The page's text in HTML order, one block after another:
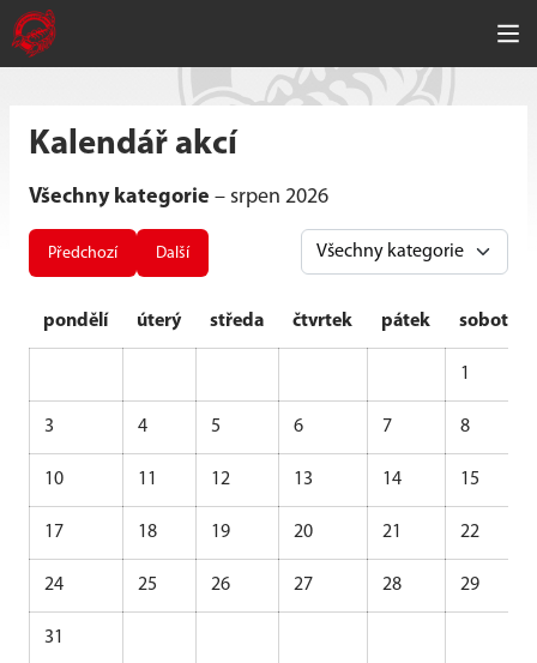
Kalendář akcí
Všechny kategorie – srpen 2026
Předchozí Další
pondělí úterý středa čtvrtek pátek sobota
1
3 4 5 6 7 8
10 11 12 13 14 15
17 18 19 20 21 22
24 25 26 27 28 29
31